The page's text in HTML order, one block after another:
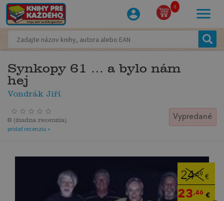
0
Synkopy 61 … a bylo nám
hej
Vondrák Jiří
Vypredané
0 (žiadna recenzia)
pridať recenziu »
24,69 €
23,46 €